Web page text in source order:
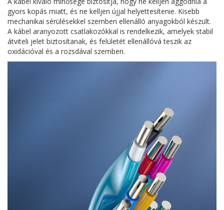
gyors kopás miatt, és ne kelljen újjal helyettesítenie. Kisebb
mechanikai sérülésekkel szemben ellenálló anyagokból készült.
A kábel aranyozott csatlakozókkal is rendelkezik, amelyek stabil
átviteli jelet biztosítanak, és felületét ellenállóvá teszik az
oxidációval és a rozsdával szemben.